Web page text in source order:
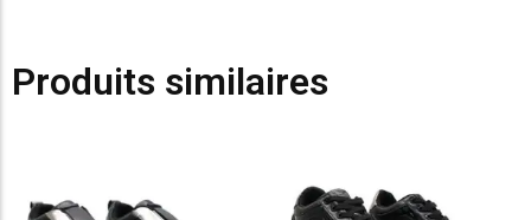
Produits similaires